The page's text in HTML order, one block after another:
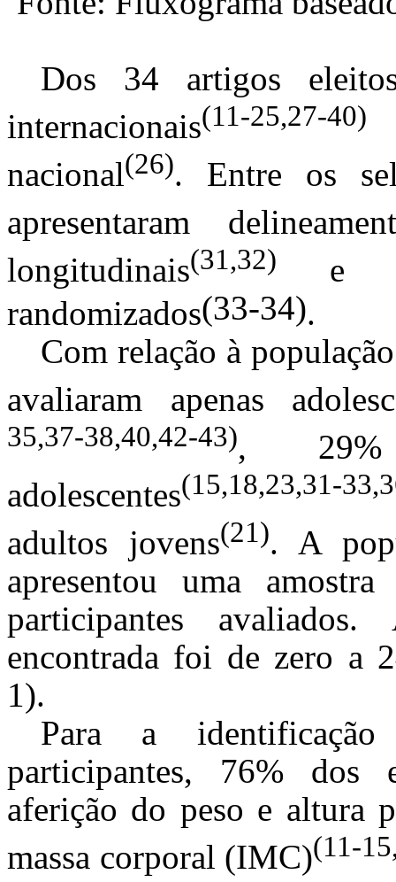
Dos 34 artigos
internacionais(11-25,27-40)
nacional(26). Entre os
apresentaram
longitudinais(31,32)
e
randomizados(33-34).
Com relação à
avaliaram apenas
35,37-38,40,42-43), 29%
adolescentes(15,18,23,31-
adultos jovens(21). A
apresentou uma
participantes
encontrada foi de zero a
1).
Para a
participantes, 76% dos
aferição do peso e altura
massa corporal (IMC)(11-